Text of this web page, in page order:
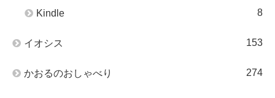
Kindle 8
イオシス 153
かおるのおしゃべり 274